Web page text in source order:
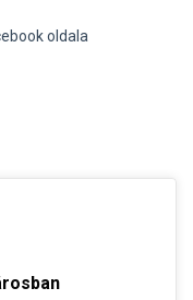
oldala